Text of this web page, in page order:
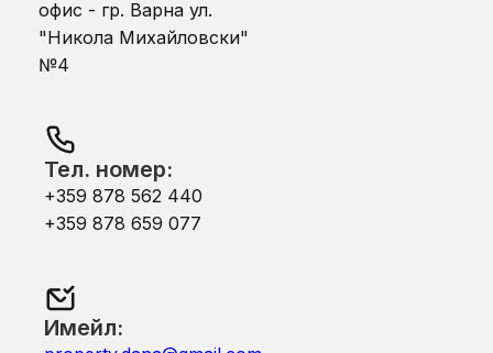
офис - гр. Варна ул.
"Никола Михайловски"
№4
Тел. номер:
+359 878 562 440
+359 878 659 077
Имейл: